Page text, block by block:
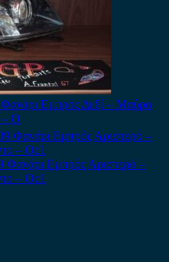
Εμπρός Δεξί – Μαύρο
– Ο
Φανάρι Εμπρός Αριστερό –
– Οc1